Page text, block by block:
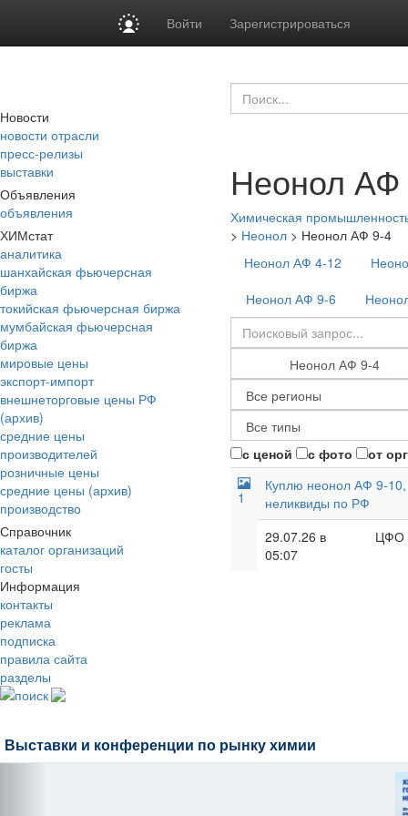
Войти Зарегистрироваться
Новости
новости отрасли
пресс-релизы
выставки
Объявления
объявления
ХИМстат
аналитика
шанхайская фьючерсная
биржа
токийская фьючерсная биржа
мумбайская фьючерсная
биржа
мировые цены
экспорт-импорт
внешнеторговые цены РФ
(архив)
средние цены
производителей
розничные цены
средние цены (архив)
производство
Справочник
каталог организаций
госты
Информация
контакты
реклама
подписка
правила сайта
разделы
поиск
Неонол АФ
Химическая
> Неонол > Неонол АФ 9-4
Неонол АФ 4-12
Неонол АФ 9-6
с ценой с фото от
1
Куплю неонол АФ 9-
неликвиды по РФ
29.07.26 в
05:07
ЦФО
Выставки и конференции по рынку химии